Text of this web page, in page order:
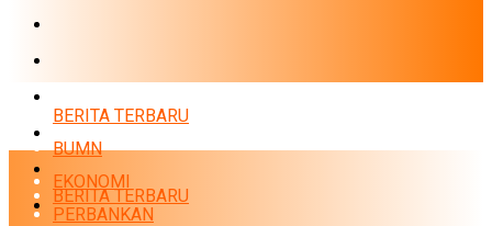
INFRASTRUKTUR
BERITA TERBARU
BUMN
EKONOMI
PERBANKAN
BERITA TERBARU